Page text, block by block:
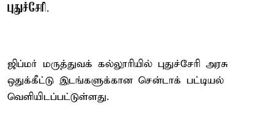
புதுச்சேரி.
ஜிப்மர் மருத்துவக் கல்லூரியில் புதுச்சேரி அரசு
ஒதுக்கீட்டு இடங்களுக்கான சென்டாக் பட்டியல்
வெளியிடப்பட்டுள்ளது.